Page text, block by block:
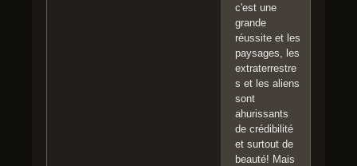
c'est une
grande
réussite et les
paysages, les
extraterrestre
s et les aliens
sont
ahurissants
de crédibilité
et surtout de
beauté! Mais